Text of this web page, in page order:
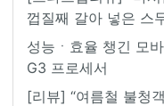
껍질째 갈아 넣은 스
성능ㆍ효율 챙긴 모
G3 프로세서
[리뷰] “여름철 불청